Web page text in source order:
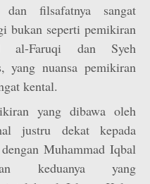
filsafatnya sangat
bukan seperti pemikiran
al-Faruqi dan Syeh
yang nuansa pemikiran
kental.
yang dibawa oleh
justru dekat kepada
dengan Muhammad Iqbal
keduanya yang